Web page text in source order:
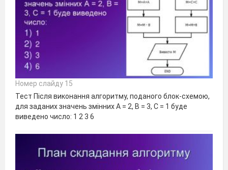
Номер слайду 15
Тест Після виконання алгоритму, поданого блок-схемою,
для заданих значень змінних А = 2, В = 3, С = 1 буде
виведено число: 1 2 3 6